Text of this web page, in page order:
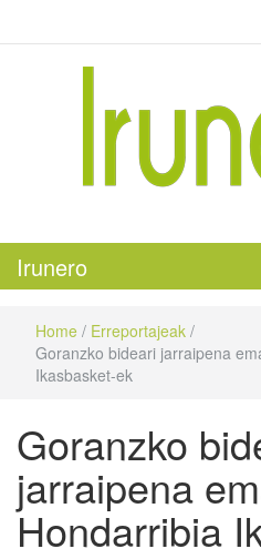
Irunero
Home / Erreportajeak /
Goranzko bideari jarraipena
Ikasbasket-ek
Goranzko
jarraipena
Hondarribia